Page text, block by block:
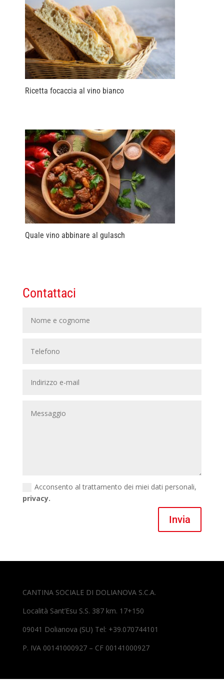
Ricetta focaccia al vino bianco
Quale vino abbinare al gulasch
Contattaci
Acconsento al trattamento dei miei dati personali,
privacy.
Invia
CANTINA SOCIALE DI DOLIANOVA S.C.A.
Località Sant’Esu S.S. 387 km. 17+150
09041 Dolianova (SU) Tel: +39.070744101
P. IVA 00141000927 – CF 00141000927